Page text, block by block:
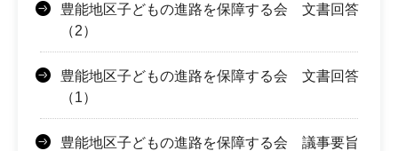
豊能地区子どもの進路を保障する会 文書回答
（2）
豊能地区子どもの進路を保障する会 文書回答
（1）
豊能地区子どもの進路を保障する会 議事要旨